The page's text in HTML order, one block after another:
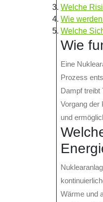
Welche
Wie
Welche
Wie
Eine
Prozess
Dampf treibt
Vorgang der
und
Wärme und